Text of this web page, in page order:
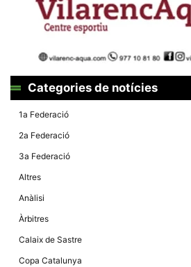
Categories de notícies
1a Federació
2a Federació
3a Federació
Altres
Anàlisi
Àrbitres
Calaix de Sastre
Copa Catalunya